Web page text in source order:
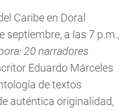
Caribe en Doral
septiembre, a las 7 p.m.,
20 narradores
Eduardo Márceles
de textos
auténtica originalidad,